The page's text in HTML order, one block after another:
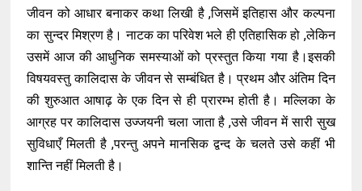
जीवन को आधार बनाकर कथा लिखी है ,जिसमें इतिहास और कल्पना
का सुन्दर मिश्रण है। नाटक का परिवेश भले ही एतिहासिक हो ,लेकिन
उसमें आज की आधुनिक समस्याओं को प्रस्तुत किया गया है।इसकी
विषयवस्तु कालिदास के जीवन से सम्बंधित है। प्रथम और अंतिम दिन
की शुरुआत आषाढ़ के एक दिन से ही प्रारम्भ होती है। मल्लिका के
आग्रह पर कालिदास उज्जयनी चला जाता है ,उसे जीवन में सारी सुख
सुविधाएँ मिलती है ,परन्तु अपने मानसिक द्वन्द के चलते उसे कहीं भी
शान्ति नहीं मिलती है।